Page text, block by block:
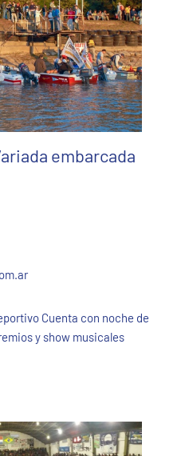
embarcada
Cuenta con noche de
y show musicales